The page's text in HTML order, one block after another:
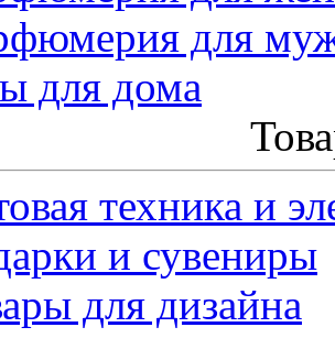
для
для дома
техника и
и сувениры
для дизайна